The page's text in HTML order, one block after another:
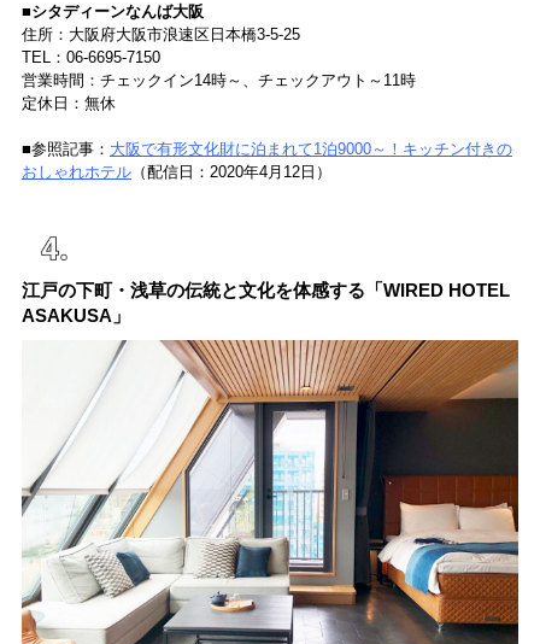
■シタディーンなんば大阪
住所：大阪府大阪市浪速区日本橋3-5-25
TEL：06-6695-7150
営業時間：チェックイン14時～、チェックアウト～11時
定休日：無休
■参照記事： 大阪で有形文化財に泊まれて1泊9000～！キッチン付きの
おしゃれホテル（配信日：2020年4月12日）
江戸の下町・浅草の伝統と文化を体感する「WIRED HOTEL
ASAKUSA」